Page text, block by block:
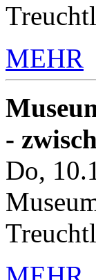
MEHR
-
Do,